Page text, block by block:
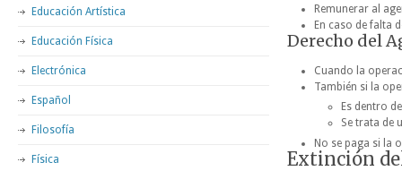
Remunerar al
En caso de falta
Derecho del
Cuando la
También si la
Es dentro
Se trata de
No se paga si la
Extinción
Educación Artística
Educación Física
Electrónica
Español
Filosofía
Física